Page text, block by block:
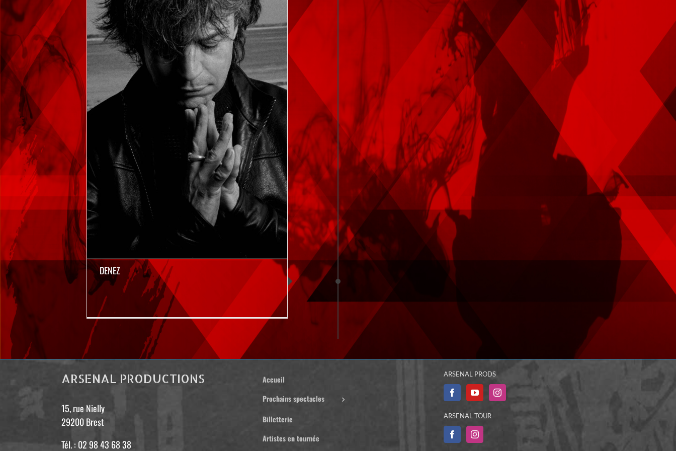
DENEZ
ARSENAL PRODUCTIONS
15, rue Nielly
29200 Brest
Tél. : 02 98 43 68 38
Accueil
Prochains spectacles
Billetterie
Artistes en tournée
ARSENAL PRODS
ARSENAL TOUR